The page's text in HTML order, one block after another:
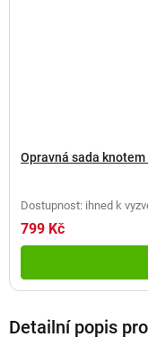
Opravná sada
Dostupnost: ihned k
799 Kč
Detailní popis